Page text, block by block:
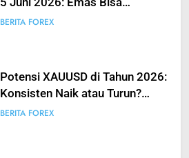
Bergerak Tajam, Traders Perlu
BERITA FOREX
Potensi XAUUSD di Tahun 2026:
Konsisten Naik atau Turun?
Analisis Mendalam Trading
BERITA FOREX